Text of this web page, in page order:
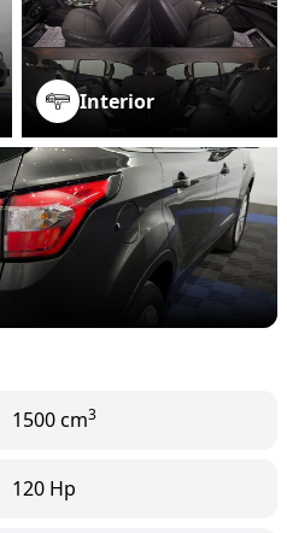
Interior
1500 cm3
120 Hp